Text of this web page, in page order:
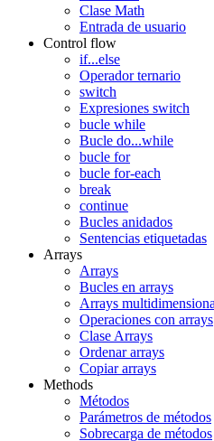
Clase Math
Entrada de usuario
Control flow
if...else
Operador ternario
switch
Expresiones switch
bucle while
Bucle do...while
bucle for
bucle for-each
break
continue
Bucles anidados
Sentencias etiquetadas
Arrays
Arrays
Bucles en arrays
Arrays
Operaciones con arrays
Clase Arrays
Ordenar arrays
Copiar arrays
Methods
Métodos
Parámetros de métodos
Sobrecarga de métodos